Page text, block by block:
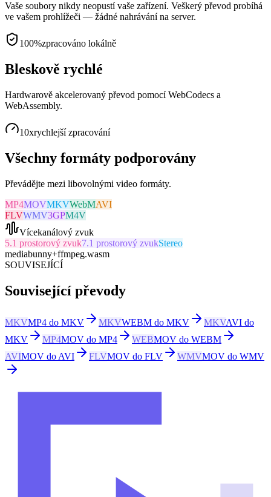
Vaše soubory nikdy neopustí vaše zařízení. Veškerý převod probíhá
ve vašem prohlížeči — žádné nahrávání na server.
100%zpracováno lokálně
Bleskově rychlé
Hardwarově akcelerovaný převod pomocí WebCodecs a
WebAssembly.
10xrychlejší zpracování
Všechny formáty podporovány
Převádějte mezi libovolnými video formáty.
MP4MOVMKVWebMAVI
FLVWMV3GPM4V
Vícekanálový zvuk
5.1 prostorový zvuk7.1 prostorový zvukStereo
mediabunny+ffmpeg.wasm
SOUVISEJÍCÍ
Související převody
MKVMP4 do MKV MKVWEBM do MKV MKVAVI do
MKV
MP4MOV do MP4 WEBMOV do WEBM
AVIMOV do AVI FLVMOV do FLV WMVMOV do WMV